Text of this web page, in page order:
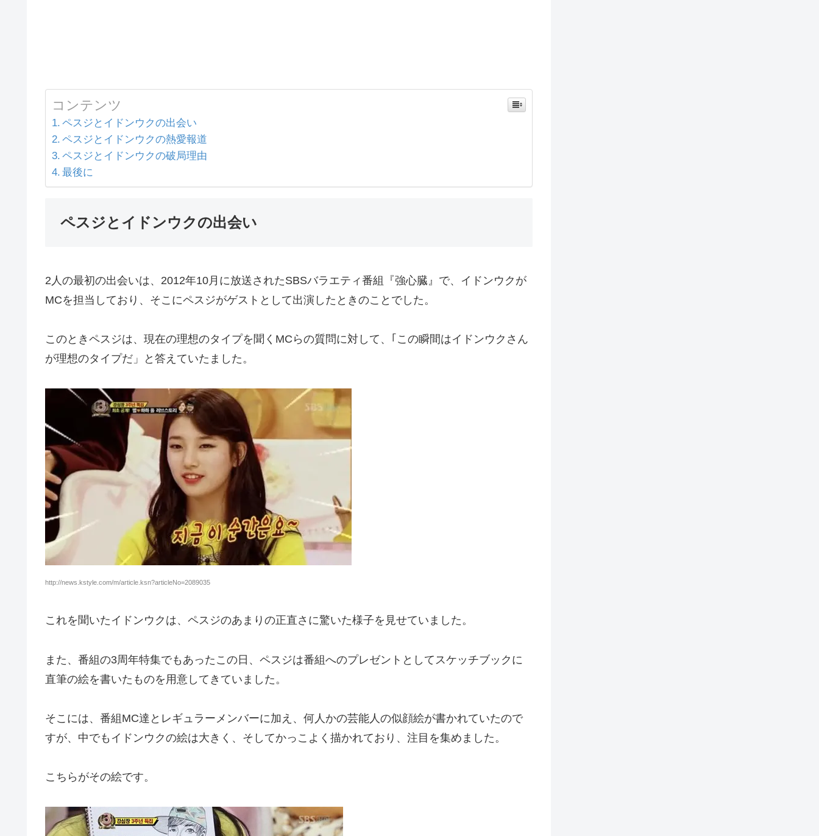
コンテンツ
ペスジとイドンウクの出会い
ペスジとイドンウクの熱愛報道
ペスジとイドンウクの破局理由
最後に
ペスジとイドンウクの出会い
2人の最初の出会いは、2012年10月に放送されたSBSバラエティ番組『強心臓』で、イドンウクが
MCを担当しており、そこにペスジがゲストとして出演したときのことでした。
このときペスジは、現在の理想のタイプを聞くMCらの質問に対して、｢この瞬間はイドンウクさん
が理想のタイプだ」と答えていたました。
http://news.kstyle.com/m/article.ksn?articleNo=2089035
これを聞いたイドンウクは、ペスジのあまりの正直さに驚いた様子を見せていました。
また、番組の3周年特集でもあったこの日、ペスジは番組へのプレゼントとしてスケッチブックに
直筆の絵を書いたものを用意してきていました。
そこには、番組MC達とレギュラーメンバーに加え、何人かの芸能人の似顔絵が書かれていたので
すが、中でもイドンウクの絵は大きく、そしてかっこよく描かれており、注目を集めました。
こちらがその絵です。